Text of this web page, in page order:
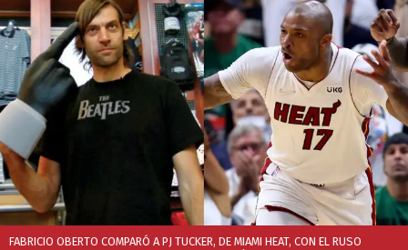
FABRICIO OBERTO COMPARÓ A PJ TUCKER, DE MIAMI HEAT, CON EL RUSO